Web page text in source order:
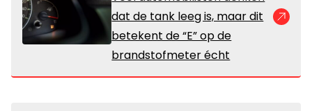
dat de tank leeg is, maar dit
betekent de “E” op de
brandstofmeter écht